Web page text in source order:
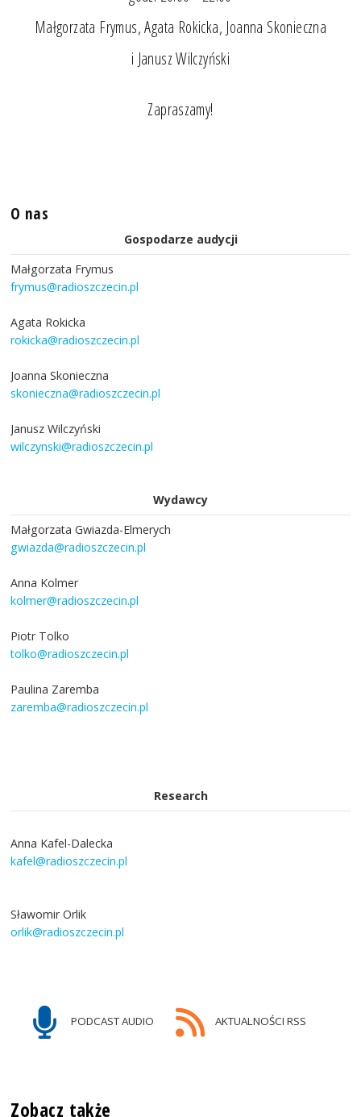
Małgorzata Frymus, Agata Rokicka, Joanna Skonieczna
i Janusz Wilczyński
Zapraszamy!
O nas
Gospodarze audycji
Małgorzata Frymus
frymus@radioszczecin.pl
Agata Rokicka
rokicka@radioszczecin.pl
Joanna Skonieczna
skonieczna@radioszczecin.pl
Janusz Wilczyński
wilczynski@radioszczecin.pl
Wydawcy
Małgorzata Gwiazda-Elmerych
gwiazda@radioszczecin.pl
Anna Kolmer
kolmer@radioszczecin.pl
Piotr Tolko
tolko@radioszczecin.pl
Paulina Zaremba
zaremba@radioszczecin.pl
Research
Anna Kafel-Dalecka
kafel@radioszczecin.pl
Sławomir Orlik
orlik@radioszczecin.pl
PODCAST AUDIO AKTUALNOŚCI RSS
Zobacz także